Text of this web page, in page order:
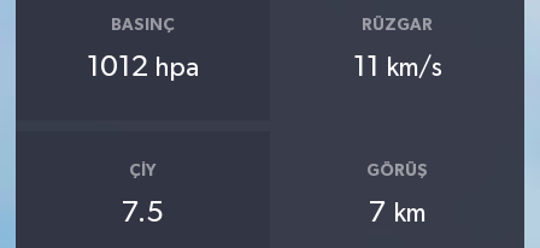
BASINÇ
1012 hpa
RÜZGAR
11 km/s
ÇIY
7.5
GÖRÜŞ
7 km